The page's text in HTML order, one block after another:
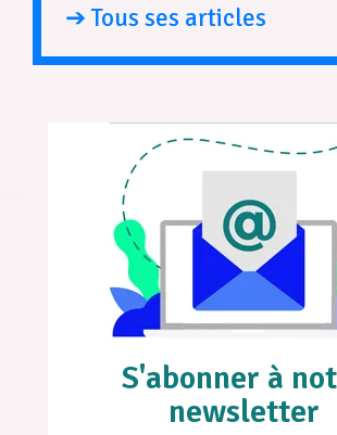
➔ Tous ses articles
S'abonner à
newsletter